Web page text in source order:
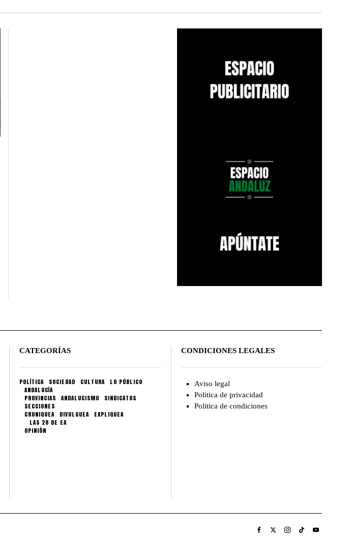
CATEGORÍAS
POLÍTICA SOCIEDAD CULTURA
LO PÚBLICO
ANDALUCÍA
PROVINCIAS
ANDALUCISMO
SINDICATOS
SECCIONES
CRONIQUEA
DIVULGUEA
EXPLIQUEA
LAS 28 DE EA
OPINIÓN
CONDICIONES LEGALES
Aviso legal
Politica de privacidad
Politica de condiciones